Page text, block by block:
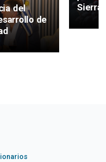
del
de
Sierra”